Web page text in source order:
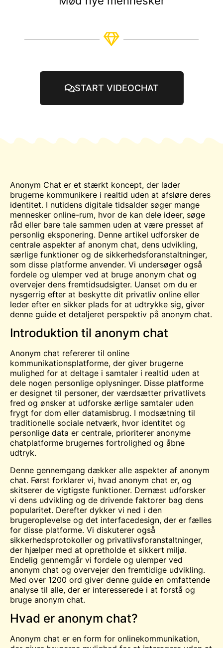
START VIDEOCHAT
Anonym Chat er et stærkt koncept, der lader
brugerne kommunikere i realtid uden at afsløre deres
identitet. I nutidens digitale tidsalder søger mange
mennesker online-rum, hvor de kan dele ideer, søge
råd eller bare tale sammen uden at være presset af
personlig eksponering. Denne artikel udforsker de
centrale aspekter af anonym chat, dens udvikling,
særlige funktioner og de sikkerhedsforanstaltninger,
som disse platforme anvender. Vi undersøger også
fordele og ulemper ved at bruge anonym chat og
overvejer dens fremtidsudsigter. Uanset om du er
nysgerrig efter at beskytte dit privatliv online eller
leder efter en sikker plads for at udtrykke sig, giver
denne guide et detaljeret perspektiv på anonym chat.
Introduktion til anonym chat
Anonym chat refererer til online
kommunikationsplatforme, der giver brugerne
mulighed for at deltage i samtaler i realtid uden at
dele nogen personlige oplysninger. Disse platforme
er designet til personer, der værdsætter privatlivets
fred og ønsker at udforske ærlige samtaler uden
frygt for dom eller datamisbrug. I modsætning til
traditionelle sociale netværk, hvor identitet og
personlige data er centrale, prioriterer anonyme
chatplatforme brugernes fortrolighed og åbne
udtryk.
Denne gennemgang dækker alle aspekter af anonym
chat. Først forklarer vi, hvad anonym chat er, og
skitserer de vigtigste funktioner. Dernæst udforsker
vi dens udvikling og de drivende faktorer bag dens
popularitet. Derefter dykker vi ned i den
brugeroplevelse og det interfacedesign, der er fælles
for disse platforme. Vi diskuterer også
sikkerhedsprotokoller og privatlivsforanstaltninger,
der hjælper med at opretholde et sikkert miljø.
Endelig gennemgår vi fordele og ulemper ved
anonym chat og overvejer den fremtidige udvikling.
Med over 1200 ord giver denne guide en omfattende
analyse til alle, der er interesserede i at forstå og
bruge anonym chat.
Hvad er anonym chat?
Anonym chat er en form for onlinekommunikation,